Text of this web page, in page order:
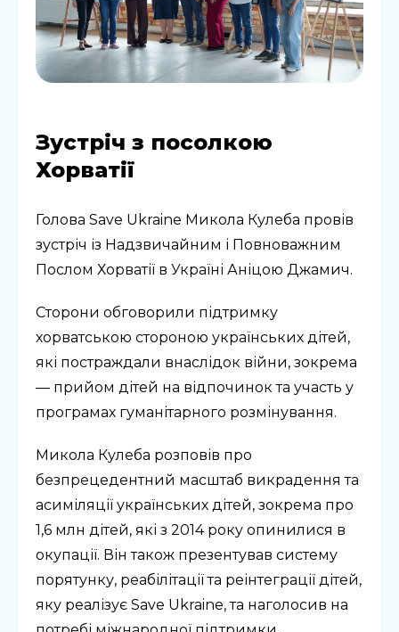
Зустріч з посолкою
Хорватії
Голова Save Ukraine Микола Кулеба провів
зустріч із Надзвичайним і Повноважним
Послом Хорватії в Україні Аніцою Джамич.
Сторони обговорили підтримку
хорватською стороною українських дітей,
які постраждали внаслідок війни, зокрема
— прийом дітей на відпочинок та участь у
програмах гуманітарного розмінування.
Микола Кулеба розповів про
безпрецедентний масштаб викрадення та
асиміляції українських дітей, зокрема про
1,6 млн дітей, які з 2014 року опинилися в
окупації. Він також презентував систему
порятунку, реабілітації та реінтеграції дітей,
яку реалізує Save Ukraine, та наголосив на